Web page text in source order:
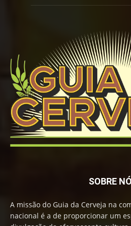
SOBRE
A missão do Guia da Cerveja na
nacional é a de proporcionar um